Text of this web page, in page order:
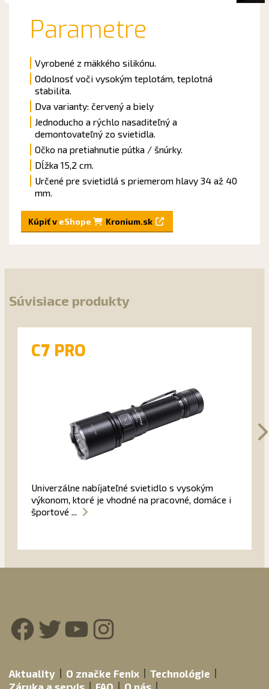
Parametre
Vyrobené z mäkkého silikónu.
Odolnosť voči vysokým teplotám, teplotná
stabilita.
Dva varianty: červený a biely
Jednoducho a rýchlo nasaditeľný a
demontovateľný zo svietidla.
Očko na pretiahnutie pútka / šnúrky.
Dĺžka 15,2 cm.
Určené pre svietidlá s priemerom hlavy 34 až 40
mm.
Kúpiť v eShope Kronium.sk
Súvisiace produkty
C7 PRO
Univerzálne nabíjateľné svietidlo s vysokým
výkonom, ktoré je vhodné na pracovné, domáce i
športové ...
Facebook
Twitter
YouTube
Aktuality O značke Fenix
Technológie